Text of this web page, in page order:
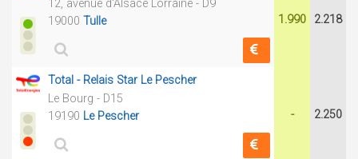
12, avenue d'Alsace Lorraine - D9
19000 Tulle 1.990 2.218
Total - Relais Star Le Pescher
Le Bourg - D15
19190 Le Pescher - 2.250